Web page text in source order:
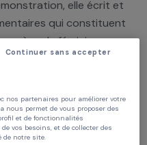
des quartiers, mais
« populaire », un
à l’arrache, pragmatique
démonstration, elle écrit
qui
genèse du féminisme
Daronnes, On nous
Continuer sans accepter